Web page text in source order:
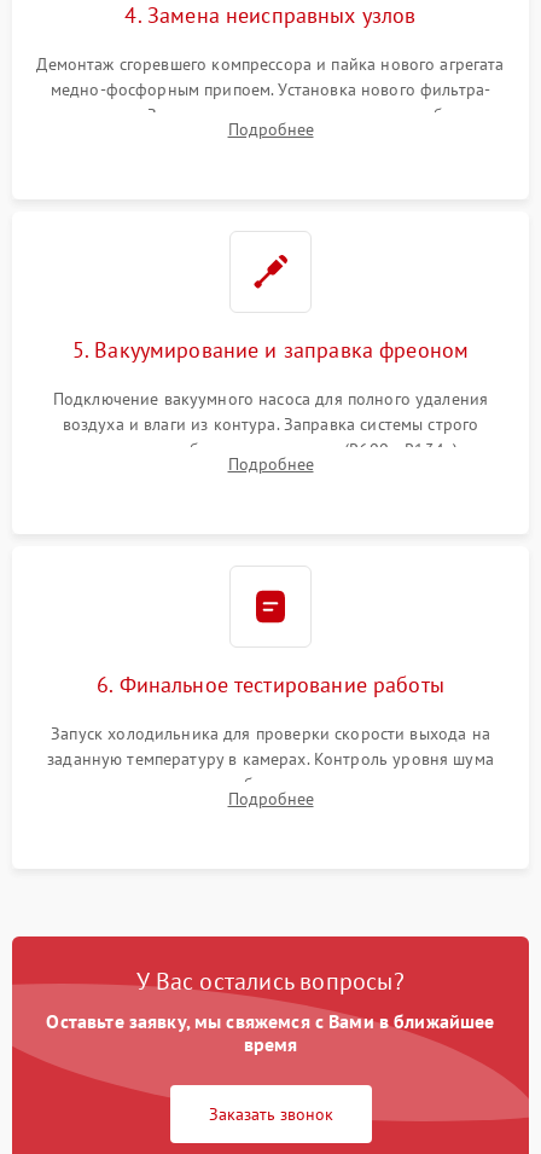
4. Замена неисправных узлов
Демонтаж сгоревшего компрессора и пайка нового агрегата
медно-фосфорным припоем. Установка нового фильтра-
осушителя. Замена изношенных вентиляторов обдува,
сломанных заслонок или поврежденных дверных петель.
Подробнее
5. Вакуумирование и заправка фреоном
Подключение вакуумного насоса для полного удаления
воздуха и влаги из контура. Заправка системы строго
дозированным объемом хладагента (R600a, R134a) по
электронным весам. Контроль рабочего давления в системе.
Подробнее
6. Финальное тестирование работы
Запуск холодильника для проверки скорости выхода на
заданную температуру в камерах. Контроль уровня шума
компрессора, отсутствия обмерзания стенок и корректного
срабатывания системы автоматической оттайки.
Подробнее
У Вас остались вопросы?
Оставьте заявку, мы свяжемся с Вами в ближайшее
время
Заказать звонок